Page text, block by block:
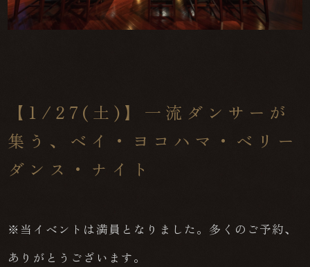
【1/27(土)】一流ダンサーが
集う、ベイ・ヨコハマ・ベリー
ダンス・ナイト
※当イベントは満員となりました。多くのご予約、
ありがとうございます。